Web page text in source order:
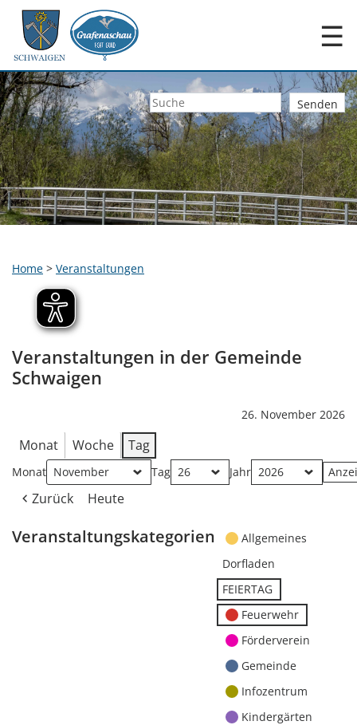
☰
Home > Veranstaltungen
Veranstaltungen in der Gemeinde
Schwaigen
26. November 2026
Monat Woche Tag
Monat Tag Jahr
Zurück Heute
Veranstaltungskategorien
Allgemeines
Dorfladen
FEIERTAG
Feuerwehr
Förderverein
Gemeinde
Infozentrum
Kindergärten